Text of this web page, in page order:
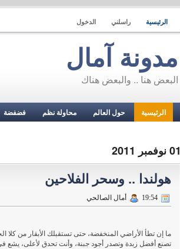
الرئيسية راسلني الدخول
مدونة آمال
البعض هنا .. والبعض هناك
الرئيسية حول العالم محاولة نظم فضفضة
01 نوفمبر 2011
هولندا .. وسحر الفلاحين
أمال الصالحي
ما إن تطأ الأراضي المنخفضة، حتى تستقبلك الأبقار من كلا
تصنع أفضل زبدة وتصدر أجود جبنة، وأنت تحدق لأعلى،